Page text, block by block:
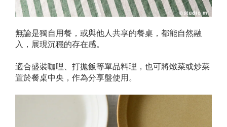
無論是獨自用餐，或與他人共享的餐桌，都能自然融
入，展現沉穩的存在感。
適合盛裝咖哩、打拋飯等單品料理，也可將燉菜或炒菜
置於餐桌中央，作為分享盤使用。